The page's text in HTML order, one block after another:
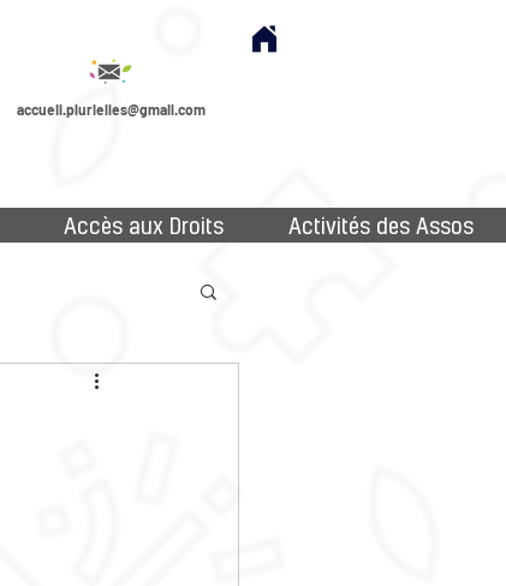
accueil.plurielles@gmail.com
Accès aux Droits Activités des Assos